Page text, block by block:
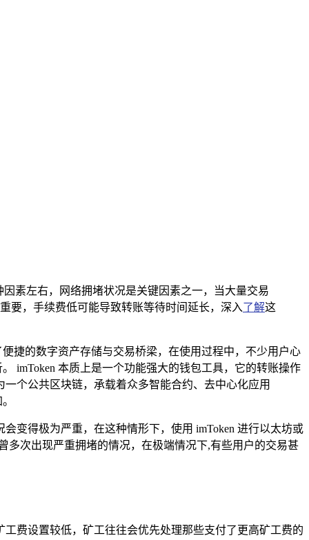
素左右，网络拥堵状况是关键因素之一，当大量交易
要，手续费低可能导致转账等待时间延长，深入了解这
捷的数字资产存储与交易桥梁，在使用过程中，不少用户心
imToken 本质上是一个功能强大的钱包工具，它的转账操作
个公共区块链，承载着众多智能合约、去中心化应用
变得极为严重，在这种情形下，使用 imToken 进行以太坊或
多次出现严重拥堵的情况，在极端情况下,有些用户的交易甚
费设置较低，矿工往往会优先处理那些支付了更高矿工费的